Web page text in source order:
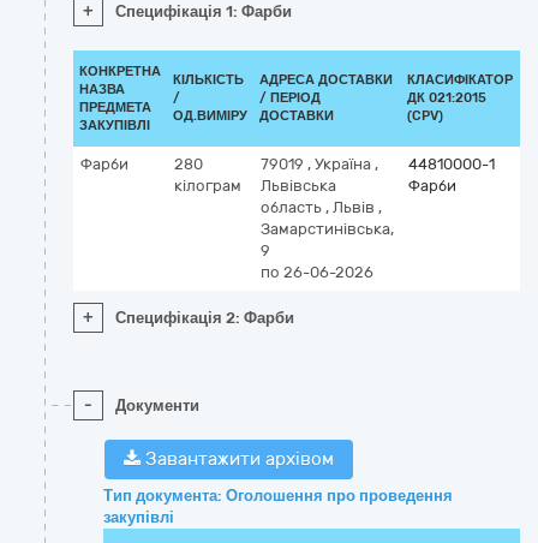
+ Специфікація 1: Фарби
КОНКРЕТНА
НАЗВА
ПРЕДМЕТА
ЗАКУПІВЛІ
КІЛЬКІСТЬ
/
ОД.ВИМІРУ
АДРЕСА ДОСТАВКИ
/ ПЕРІОД
ДОСТАВКИ
КЛАСИФІКАТОР
ДК 021:2015
(CPV)
Фарби
280
кілограм
79019 , Україна ,
Львівська
область , Львів ,
Замарстинівська,
9
по 26-06-2026
44810000-1
Фарби
+ Специфікація 2: Фарби
- Документи
Завантажити архівом
Тип документа: Оголошення про проведення
закупівлі